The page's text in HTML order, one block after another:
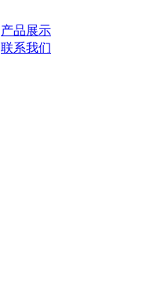
产品展示
联系我们